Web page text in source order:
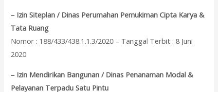
– Izin Siteplan / Dinas Perumahan Pemukiman Cipta Karya &
Tata Ruang
Nomor : 188/433/438.1.1.3/2020 – Tanggal Terbit : 8 Juni
2020
– Izin Mendirikan Bangunan / Dinas Penanaman Modal &
Pelayanan Terpadu Satu Pintu